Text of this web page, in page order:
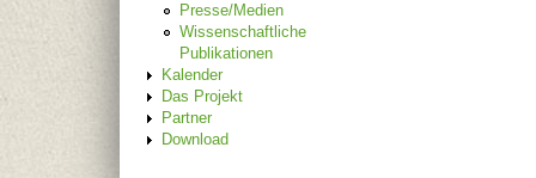
Presse/Medien
Wissenschaftliche
Publikationen
Kalender
Das Projekt
Partner
Download